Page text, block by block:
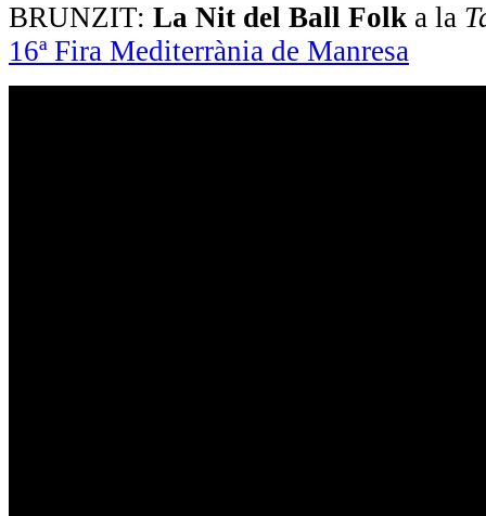
BRUNZIT: La Nit del Ball Folk a la
16ª Fira Mediterrània de Manresa